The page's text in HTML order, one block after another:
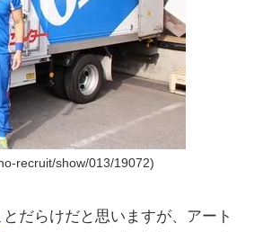
recruit/show/013/19072)
だらけだと思いますが、アート